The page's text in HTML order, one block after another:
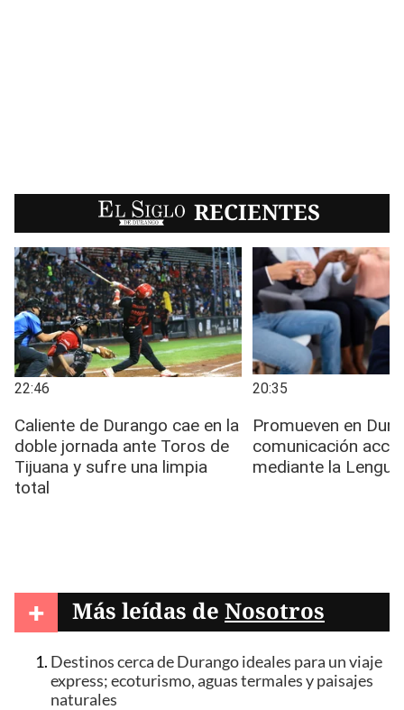
EL SIGLO RECIENTES
+ Más leídas de Nosotros
Destinos cerca de Durango ideales para un viaje
express; ecoturismo, aguas termales y paisajes
naturales